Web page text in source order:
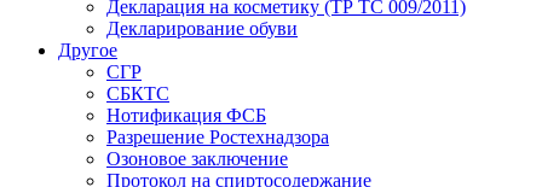
Декларация на косметику (ТР ТС 009/2011)
Декларирование обуви
Другое
СГР
СБКТС
Нотификация ФСБ
Разрешение Ростехнадзора
Озоновое заключение
Протокол на спиртосодержание